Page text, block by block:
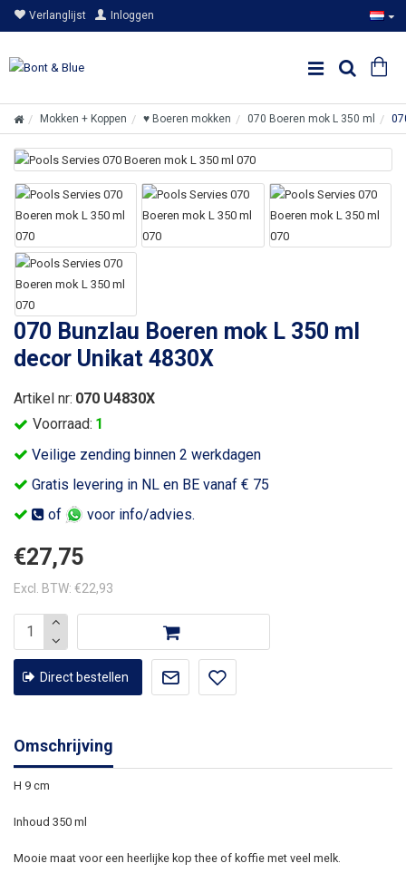
Verlanglijst Inloggen
Mokken + Koppen ♥ Boeren mokken 070 Boeren mok L 350 ml
070 Bunzlau Boeren mok L 350 ml
decor Unikat 4830X
Veilige zending binnen 2 werkdagen
Gratis levering in NL en BE vanaf € 75
of
voor info/advies.
Voorraad: 1
Artikel nr: 070 U4830X
€27,75
Excl. BTW: €22,93
Direct bestellen
Omschrijving
H 9 cm
Inhoud 350 ml
Mooie maat voor een heerlijke kop thee of koffie met veel melk.